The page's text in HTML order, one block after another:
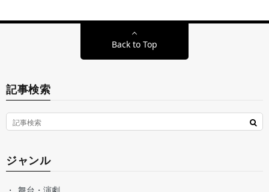
Back to Top
記事検索
ジャンル